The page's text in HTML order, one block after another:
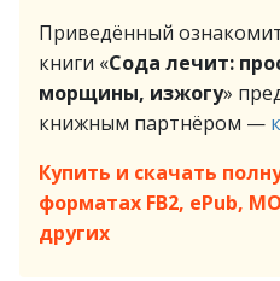
Приведённый
книги «Сода лечит:
морщины, изжогу»
книжным партнёром —
Купить и скачать
форматах FB2, ePub,
других